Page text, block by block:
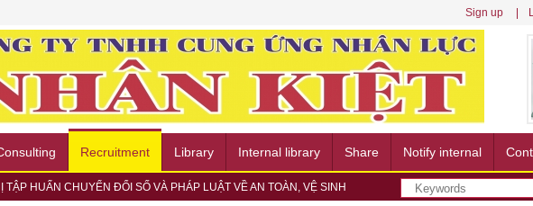
Sign up
Recruitment Library Internal library Share Notify internal
TẬP HUẤN CHUYỂN ĐỔI SỐ VÀ PHÁP LUẬT VỀ AN TOÀN, VỆ SINH
CỤ THỂ HÓA CHƯƠNG TRÌNH HỢP TÁC PHÁT TRIỂN VÒNG ĐỜI...